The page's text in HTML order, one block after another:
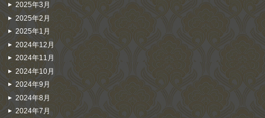
2025年3月
2025年2月
2025年1月
2024年12月
2024年11月
2024年10月
2024年9月
2024年8月
2024年7月